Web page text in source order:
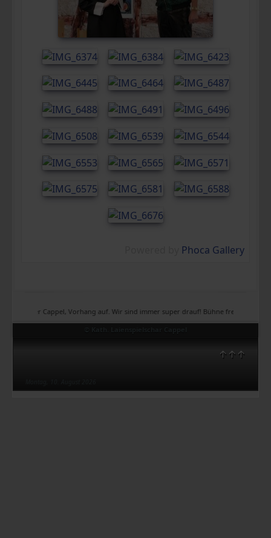
Cappel, Vorhang auf. Wir sind immer super drauf! Bühne frei, Bühne frei,
© Kath. Laienspielschar Cappel
↑↑↑
Phoca Gallery